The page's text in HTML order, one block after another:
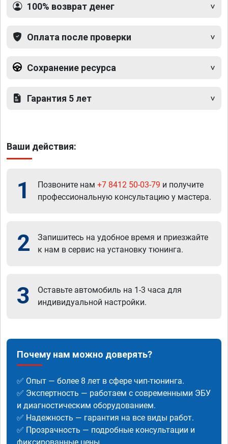
100% возврат денег
Оплата после проверки
Сохранение ресурса
Гарантия 5 лет
Ваши действия:
1 Позвоните нам +7 8412 50-03-79 и получите
профессиональную консультацию у мастера.
2
Запишитесь на удобное время и приезжайте
к нам в сервис на установку тюнинга.
3
Оставьте автомобиль на 1-3 часа для
индивидуальной настройки.
Почему нам можно доверять?
✅ Опыт — более 8 лет в сфере чип-тюнинга.
✅ Экспертность — работаем с современными ЭБУ
и диагностическим оборудованием.
✅ Надежность — гарантия на все виды работ.
✅ Прозрачность — подробные консультации и